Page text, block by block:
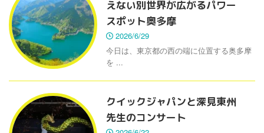
えない別世界が広がるパワー
スポット奥多摩
2026/6/29
今日は、東京都の西の端に位置する奥多摩
を ...
クイックジャパンと深見東州
先生のコンサート